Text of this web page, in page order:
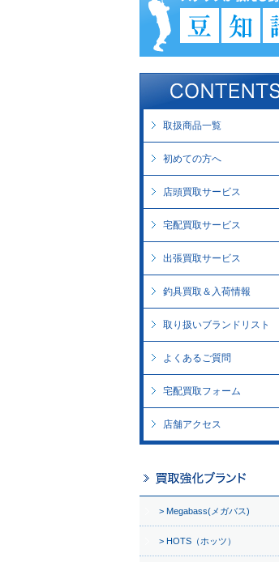
取扱商品一覧
初めての方へ
店頭買取サービス
宅配買取サービス
出張買取サービス
釣具買取＆入荷情報
取り扱いブランドリスト
よくあるご質問
宅配買取フォーム
店舗アクセス
Megabass(メガバス)
HOTS（ホッツ）